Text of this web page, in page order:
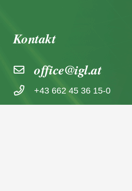
Kontakt
office@igl.at
+43 662 45 36 15-0